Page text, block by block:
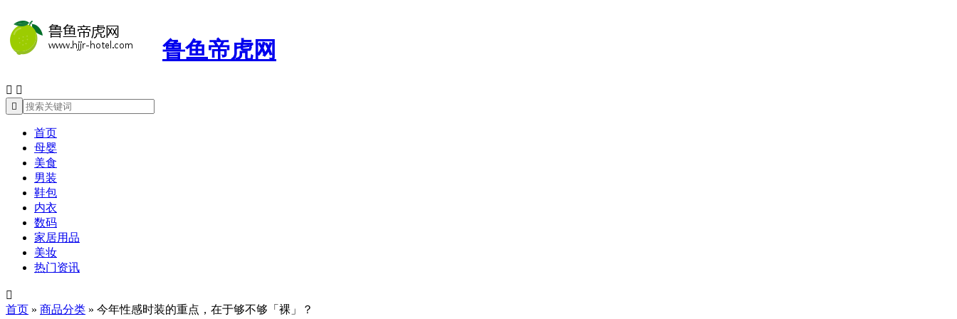
鲁鱼帝虎网
 

首页
母婴
美食
男装
鞋包
内衣
数码
家居用品
美妆
热门资讯

首页 » 商品分类 » 今年性感时装的重点，在于够不够「裸」？